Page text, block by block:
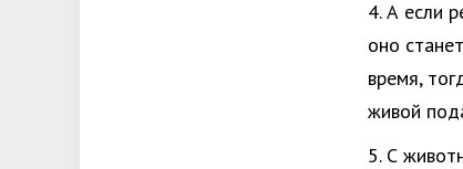
4. А если
оно
время,
живой
5. С